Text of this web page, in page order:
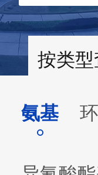
按类
氨基